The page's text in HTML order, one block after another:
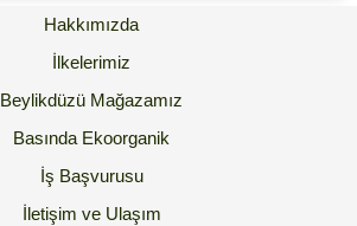
Hakkımızda
İlkelerimiz
Beylikdüzü Mağazamız
Basında Ekoorganik
İş Başvurusu
İletişim ve Ulaşım